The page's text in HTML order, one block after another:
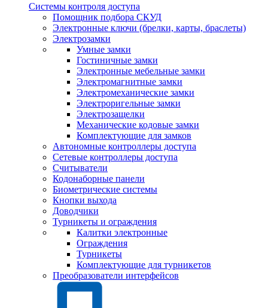
Системы контроля доступа
Помощник подбора СКУД
Электронные ключи (брелки, карты, браслеты)
Электрозамки
Умные замки
Гостиничные замки
Электронные мебельные замки
Электромагнитные замки
Электромеханические замки
Электроригельные замки
Электрозащелки
Механические кодовые замки
Комплектующие для замков
Автономные контроллеры доступа
Сетевые контроллеры доступа
Считыватели
Кодонаборные панели
Биометрические системы
Кнопки выхода
Доводчики
Турникеты и ограждения
Калитки электронные
Ограждения
Турникеты
Комплектующие для турникетов
Преобразователи интерфейсов